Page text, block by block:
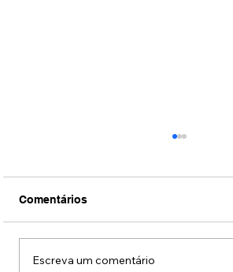
Comentários
Escreva um comentário